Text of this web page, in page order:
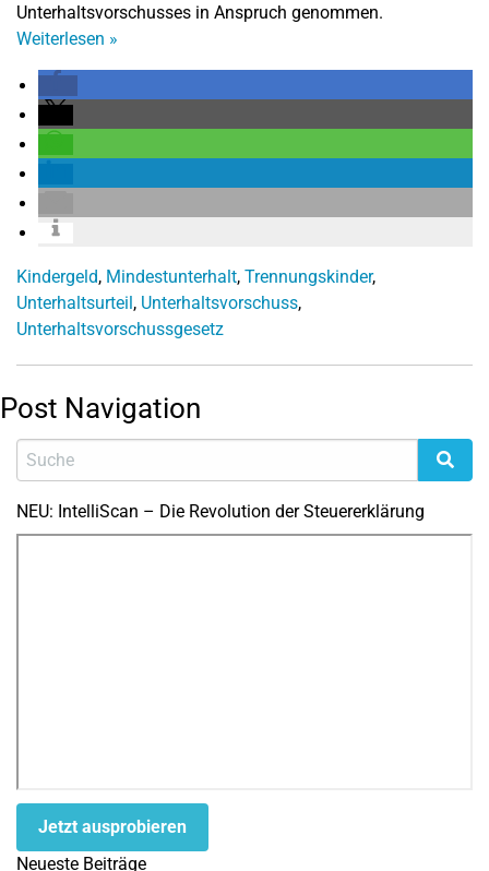
Unterhaltsvorschusses in Anspruch genommen.
Weiterlesen »
Kindergeld, Mindestunterhalt, Trennungskinder,
Unterhaltsurteil, Unterhaltsvorschuss,
Unterhaltsvorschussgesetz
Post Navigation
NEU: IntelliScan – Die Revolution der Steuererklärung
Jetzt ausprobieren
Neueste Beiträge